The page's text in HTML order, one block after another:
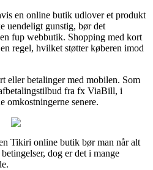
en online butik udlover et produkt
uendeligt gunstig, bør det
fup webbutik. Shopping med kort
regel, hvilket støtter køberen imod
eller betalinger med mobilen. Som
fra fx ViaBill, i
omkostningerne senere.
Tikiri online butik bør man når alt
dog er det i mange